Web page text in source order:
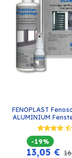
FENOPLAST
ALUMINIUM
-19%
13,05 €